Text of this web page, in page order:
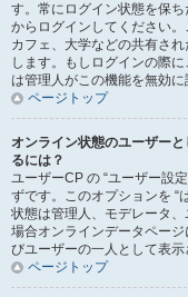
す。常にログイン状態を保
からログインしてください
カフェ、大学などの共有さ
します。もしログインの際
は管理人がこの機能を無効に
ページトップ
オンライン状態のユーザー
るには？
ユーザーCP の “ユーザー設
ずです。このオプションを “
状態は管理人、モデレータ
場合オンラインデータペー
びユーザーの一人として表示
ページトップ